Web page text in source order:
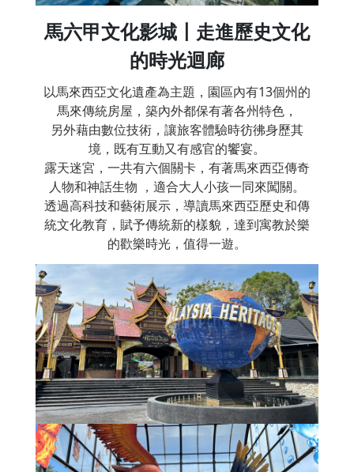
馬六甲文化影城〡走進歷史文化
的時光迴廊
以馬來西亞文化遺產為主題，園區內有13個州的
馬來傳統房屋，築內外都保有著各州特色，
另外藉由數位技術，讓旅客體驗時彷彿身歷其
境，既有互動又有感官的饗宴。
露天迷宮，一共有六個關卡，有著馬來西亞傳奇
人物和神話生物 ，適合大人小孩一同來闖關。
透過高科技和藝術展示，導讀馬來西亞歷史和傳
統文化教育，賦予傳統新的樣貌，達到寓教於樂
的歡樂時光，值得一遊。